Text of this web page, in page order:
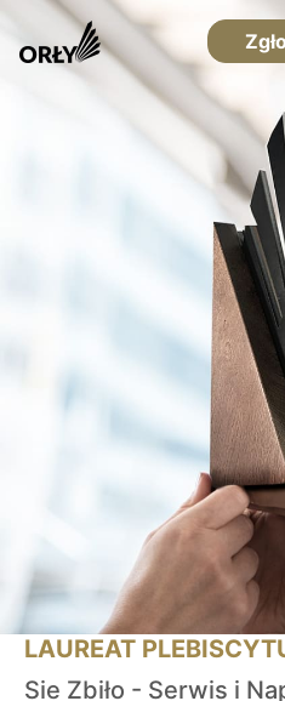
LAUREAT
Sie Zbiło - Serwis i